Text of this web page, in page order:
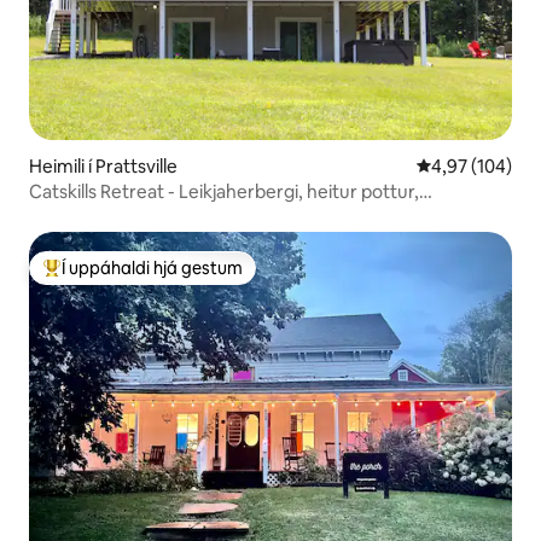
Heimili í Prattsville 4,97 af 5 í
4,97 (104)
Catskills Retreat - Leikjaherbergi, heitur pottur,
Í mestu uppáhaldi hjá gestum
Í uppáhaldi hjá gestum